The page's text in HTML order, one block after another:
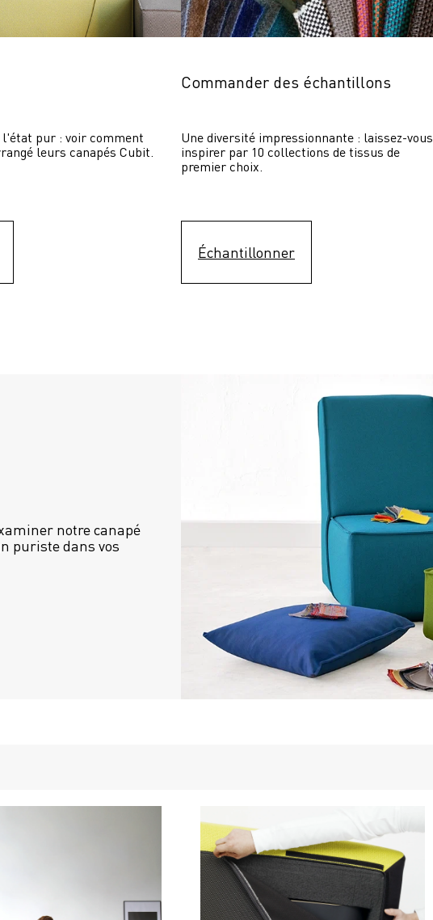
pur : voir comment
leurs canapés Cubit.
Commander des échantillons
Une diversité impressionnante : laissez-vous
inspirer par 10 collections de tissus de
premier choix.
Échantillonner
notre canapé
puriste dans vos